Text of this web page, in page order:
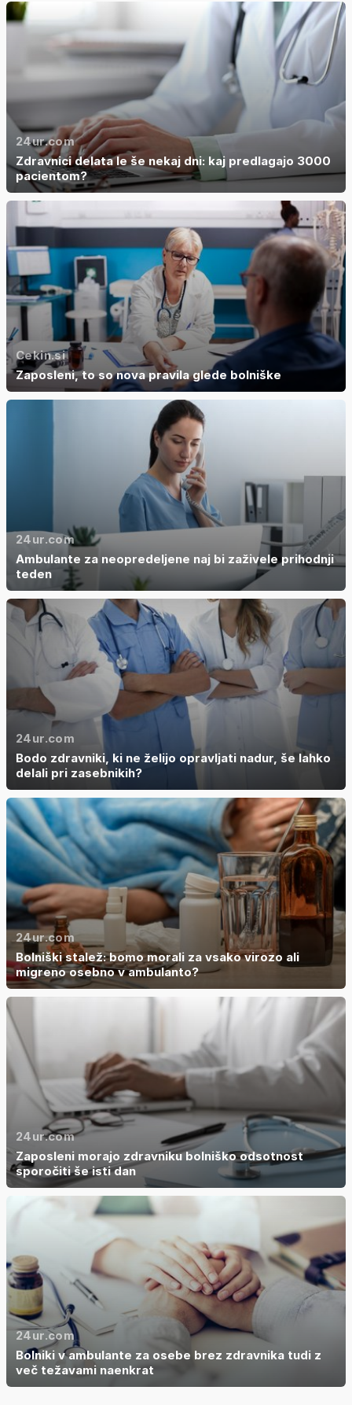
24ur.com
Zdravnici delata le še nekaj dni: kaj predlagajo 3000
pacientom?
Cekin.si
Zaposleni, to so nova pravila glede bolniške
24ur.com
Ambulante za neopredeljene naj bi zaživele prihodnji
teden
24ur.com
Bodo zdravniki, ki ne želijo opravljati nadur, še lahko
delali pri zasebnikih?
24ur.com
Bolniški stalež: bomo morali za vsako virozo ali
migreno osebno v ambulanto?
24ur.com
Zaposleni morajo zdravniku bolniško odsotnost
sporočiti še isti dan
24ur.com
Bolniki v ambulante za osebe brez zdravnika tudi z
več težavami naenkrat